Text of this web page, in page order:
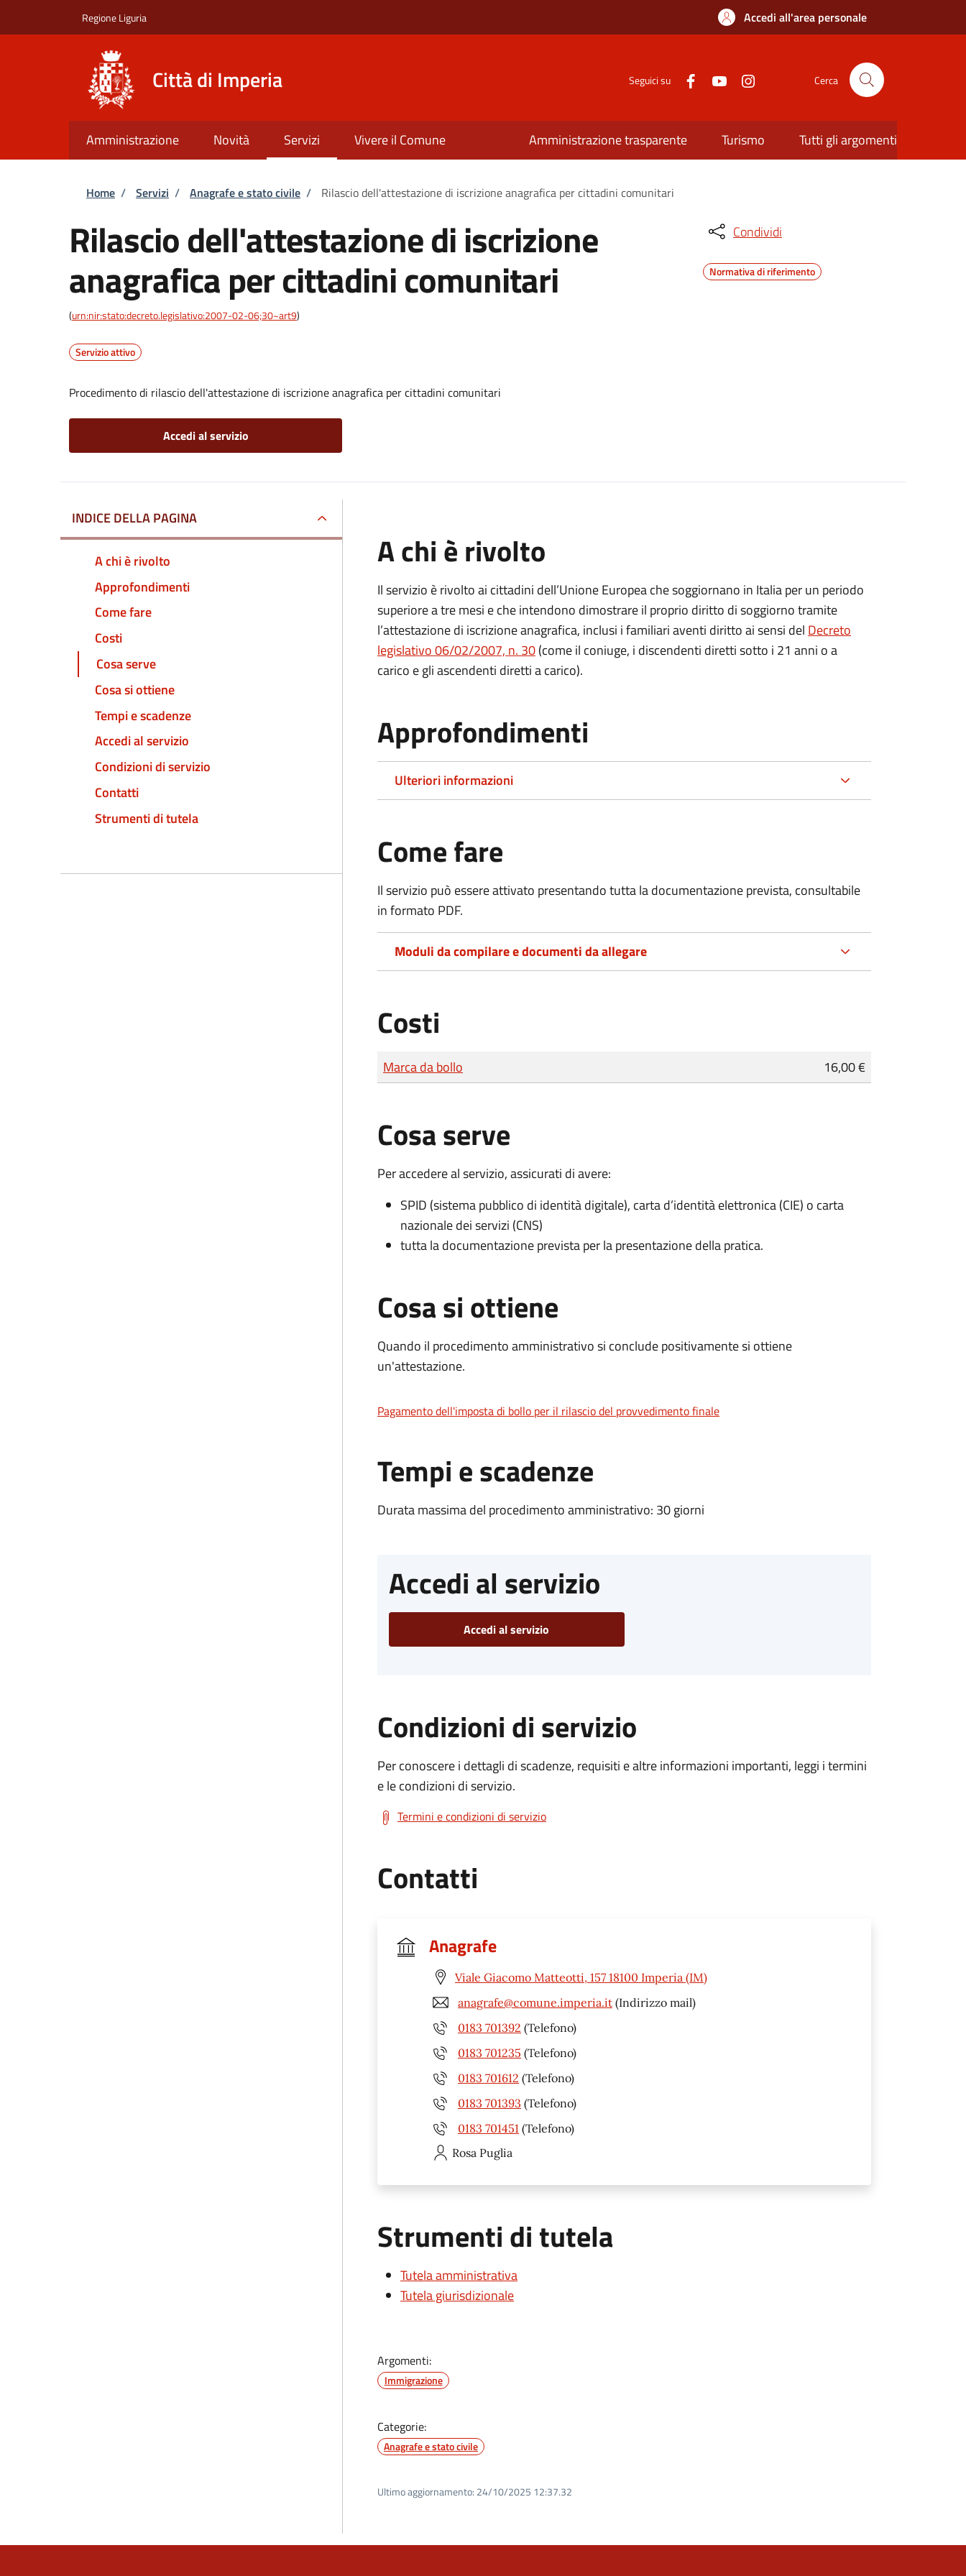
Regione Liguria Accedi all'area personale
Città di Imperia Seguici su Cerca
Amministrazione Novità Servizi Vivere il Comune Amministrazione trasparente Turismo Tutti gli argomenti
Briciole di pane
Home / Servizi / Anagrafe e stato civile / Rilascio dell'attestazione di iscrizione anagrafica per cittadini comunitari
Rilascio dell'attestazione di iscrizione
anagrafica per cittadini comunitari
(urn:nir:stato:decreto.legislativo:2007-02-06;30~art9)
Servizio attivo
Procedimento di rilascio dell'attestazione di iscrizione anagrafica per cittadini comunitari
Accedi al servizio
Condividi
Normativa di riferimento
INDICE DELLA PAGINA
A chi è rivolto
Approfondimenti
Come fare
Costi
Cosa serve
Cosa si ottiene
Tempi e scadenze
Accedi al servizio
Condizioni di servizio
Contatti
Strumenti di tutela
A chi è rivolto
Il servizio è rivolto ai cittadini dell’Unione Europea che soggiornano in Italia per un periodo
superiore a tre mesi e che intendono dimostrare il proprio diritto di soggiorno tramite
l’attestazione di iscrizione anagrafica, inclusi i familiari aventi diritto ai sensi del Decreto
legislativo 06/02/2007, n. 30(come il coniuge, i discendenti diretti sotto i 21 anni o a
carico e gli ascendenti diretti a carico).
Approfondimenti
Ulteriori informazioni
Come fare
Il servizio può essere attivato presentando tutta la documentazione prevista, consultabile
in formato PDF.
Moduli da compilare e documenti da allegare
Costi
Tipo di pagamento
Importo
Marca da bollo 16,00 €
Cosa serve
Per accedere al servizio, assicurati di avere:
SPID (sistema pubblico di identità digitale), carta d’identità elettronica (CIE) o carta
nazionale dei servizi (CNS)
tutta la documentazione prevista per la presentazione della pratica.
Cosa si ottiene
Quando il procedimento amministrativo si conclude positivamente si ottiene
un'attestazione.
Pagamento dell'imposta di bollo per il rilascio del provvedimento finale
Tempi e scadenze
Durata massima del procedimento amministrativo: 30 giorni
Accedi al servizio
Accedi al servizio
Condizioni di servizio
Per conoscere i dettagli di scadenze, requisiti e altre informazioni importanti, leggi i termini
e le condizioni di servizio.
Termini e condizioni di servizio
Contatti
Anagrafe
Viale Giacomo Matteotti, 157 18100 Imperia (IM)
anagrafe@comune.imperia.it (Indirizzo mail)
0183 701392 (Telefono)
0183 701235 (Telefono)
0183 701612 (Telefono)
0183 701393 (Telefono)
0183 701451 (Telefono)
Rosa Puglia
Strumenti di tutela
Tutela amministrativa
Tutela giurisdizionale
Argomenti:
Immigrazione
Categorie:
Anagrafe e stato civile
Ultimo aggiornamento: 24/10/2025 12:37.32